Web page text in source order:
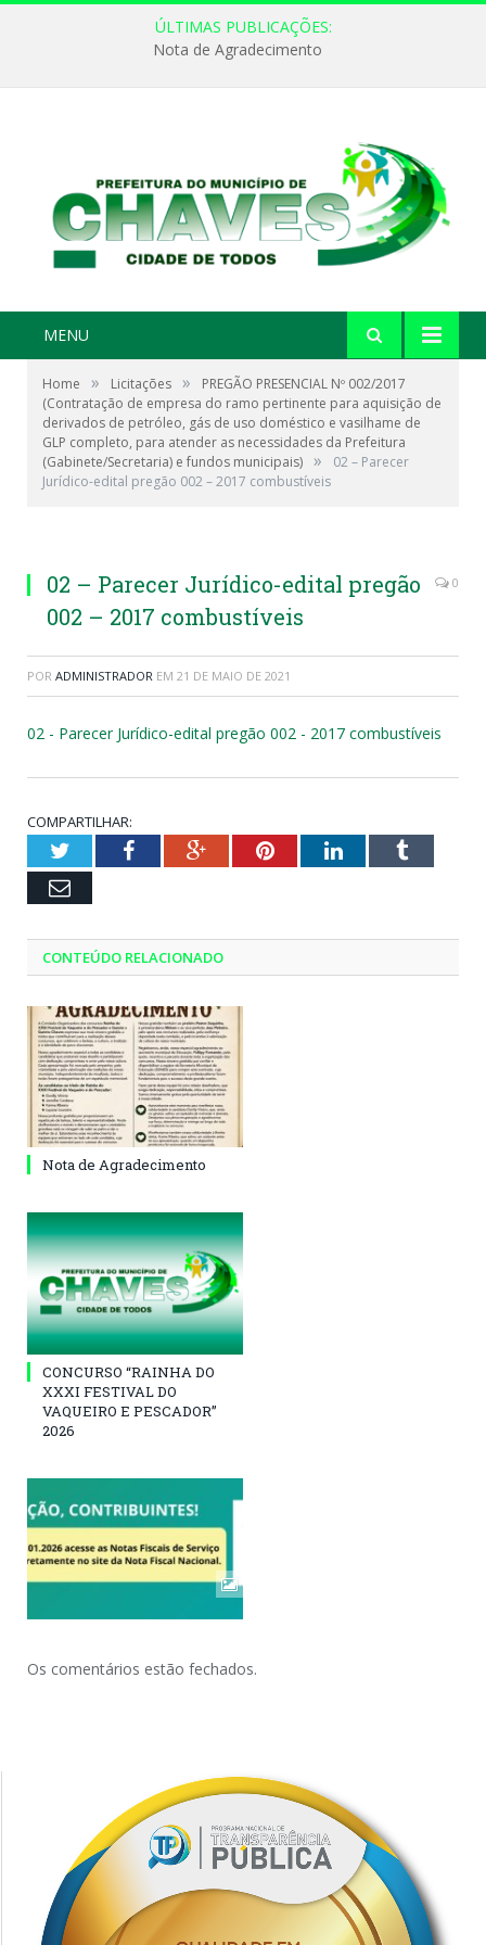
ÚLTIMAS PUBLICAÇÕES:
Nota de Agradecimento
MENU
Home » Licitações »
PREGÃO PRESENCIAL Nº 002/2017
(Contratação de empresa do ramo pertinente para aquisição de
derivados de petróleo, gás de uso doméstico e vasilhame de
GLP completo, para atender as necessidades da Prefeitura
(Gabinete/Secretaria) e fundos municipais) »
02 – Parecer
Jurídico-edital pregão 002 – 2017 combustíveis
02 – Parecer Jurídico-edital pregão
002 – 2017 combustíveis
0
POR ADMINISTRADOR EM 21 DE MAIO DE 2021
02 - Parecer Jurídico-edital pregão 002 - 2017 combustíveis
COMPARTILHAR:
TwitterFacebookGoogle+PinterestLinkedInTumblr
Email
CONTEÚDO RELACIONADO
Nota de Agradecimento
CONCURSO “RAINHA DO
XXXI FESTIVAL DO
VAQUEIRO E PESCADOR”
2026
Os comentários estão fechados.